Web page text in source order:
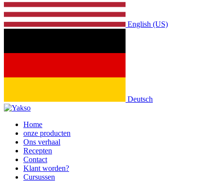
English (US)
Deutsch
Home
onze producten
Ons verhaal
Recepten
Contact
Klant worden?
Cursussen